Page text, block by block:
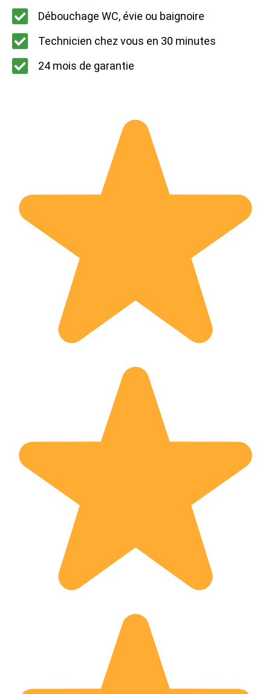
Débouchage WC, évie ou baignoire
Technicien chez vous en 30 minutes
24 mois de garantie